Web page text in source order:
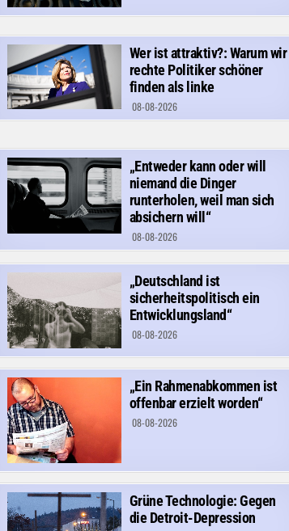
Wer ist attraktiv?: Warum wir
rechte Politiker schöner
finden als linke
08-08-2026
„Entweder kann oder will
niemand die Dinger
runterholen, weil man sich
absichern will“
08-08-2026
„Deutschland ist
sicherheitspolitisch ein
Entwicklungsland“
08-08-2026
„Ein Rahmenabkommen ist
offenbar erzielt worden“
08-08-2026
Grüne Technologie: Gegen
die Detroit-Depression